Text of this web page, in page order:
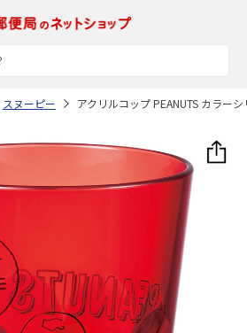
スヌーピー アクリルコップ PEANUTS カラー